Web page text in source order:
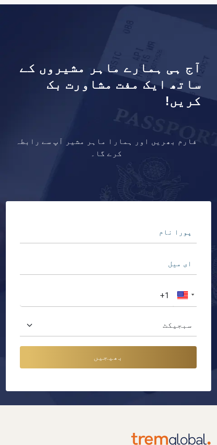
آج ہی ہمارے ماہر مشیروں کے
ساتھ ایک مفت مشاورت بک
کریں!
فارم بھریں اور ہمارا ماہر مشیر آپ سے رابطہ
کرے گا۔
بھیجیں